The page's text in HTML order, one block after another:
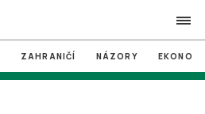
search
ZAHRANIČÍ NÁZORY